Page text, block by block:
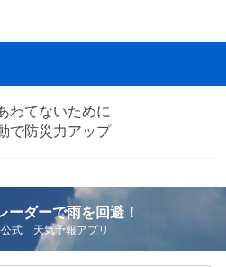
わてないために
で防災力アップ
ーダーで雨を回避！
式 天気予報アプリ